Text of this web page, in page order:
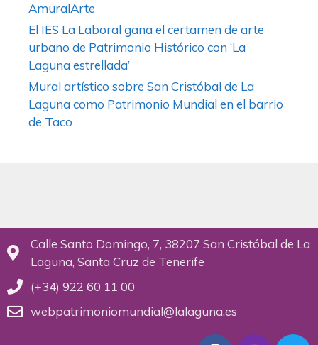
AmuralArte
El IES La Laboral gana el certamen de arte
urbano de Patrimonio Histórico con ‘La
Laguna estrellada’
Mural artístico sobre San Cristóbal de La
Laguna como Patrimonio Mundial en el barrio
de Taco
Calle Santo Domingo, 7, 38207 San Cristóbal de La
Laguna, Santa Cruz de Tenerife
(+34) 922 60 11 00
webpatrimoniomundial@lalaguna.es